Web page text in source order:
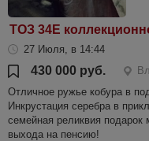
ТОЗ 34Е
27 Июля, в 14:44
430 000 руб.
Отличное ружье кобура в
Инкрустация серебра в
семейная реликвия
выхода на пенсию!